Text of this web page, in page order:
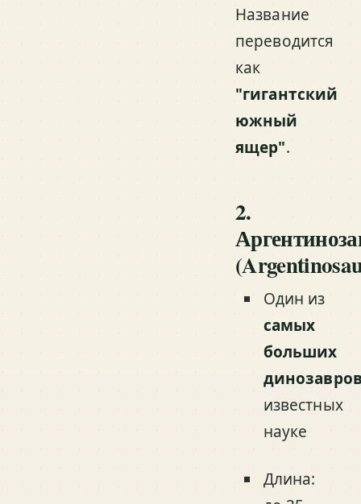
Название
переводится
как
"гигантский
южный
ящер".
2.
Один из
самых
больших
известных
науке
Длина: